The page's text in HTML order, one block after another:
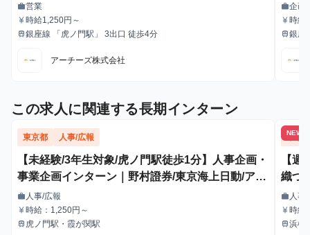
職種
work営業
給与
currency_yen時給1,250円～
最寄駅
train銀座線 「虎ノ門駅」 3出口 徒歩4分
アーチーズ株式会社
職種
work企画
給与
currency_yen時給
最寄駅
train銀座
この求人に関連する長期インターン
東京都 人事/広報
【未経験/3年生対象/虎ノ門駅徒歩1分】人事企画・
事業企画インターン｜野村證券/東京海上日動/アク
センチュア出身社員の直下！ 【服装自由・髪型自
由・ネイルOK】
職種
work 人事/広報
給与
currency_yen時給：1,250円～
最寄駅
train 虎ノ門駅・霞が関駅
NEW
東京
【
織づ
用”
職種
work 人事
給与
currency_yen時給
り決
最寄駅
train浜松